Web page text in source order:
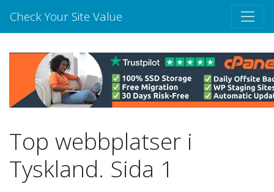
Check Your Site Value
Top webbplatser i
Tyskland. Sida 1